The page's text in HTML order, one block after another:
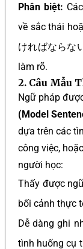
Phân biệt:
về sắc thái
ければならな
làm rõ.
2. Câu Mẫu
Ngữ pháp
(Model
dựa trên các
công việc,
người học:
Thấy được
bối cảnh thực
Dễ dàng ghi
tình huống cụ